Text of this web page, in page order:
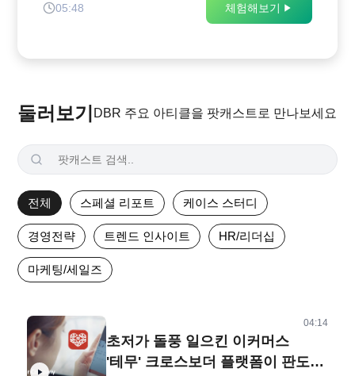
05:48 체험해보기
둘러보기 DBR 주요 아티클을 팟캐스트로 만나보세요
전체 스페셜 리포트 케이스 스터디
경영전략 트렌드 인사이트 HR/리더십
마케팅/세일즈
04:14
초저가 돌풍 일으킨 이커머스
'테무' 크로스보더 플랫폼이 판도